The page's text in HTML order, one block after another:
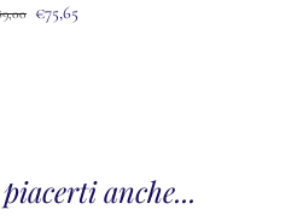
€75,65
piacerti anche...